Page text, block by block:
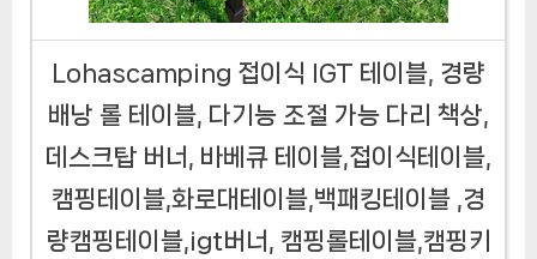
Lohascamping 접이식 IGT 테이블, 경량
배낭 롤 테이블, 다기능 조절 가능 다리 책상,
데스크탑 버너, 바베큐 테이블,접이식테이블,
캠핑테이블,화로대테이블,백패킹테이블 ,경
량캠핑테이블,igt버너, 캠핑롤테이블,캠핑키